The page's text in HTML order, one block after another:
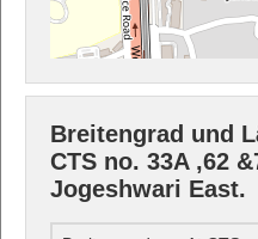
Breitengrad und
CTS no. 33A ,62
Jogeshwari East.